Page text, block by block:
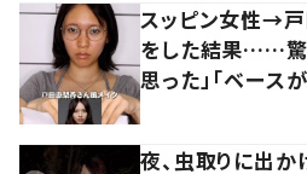
スッピン女性→
をした結果……驚
思った」「ベースが
夜、虫取りに出